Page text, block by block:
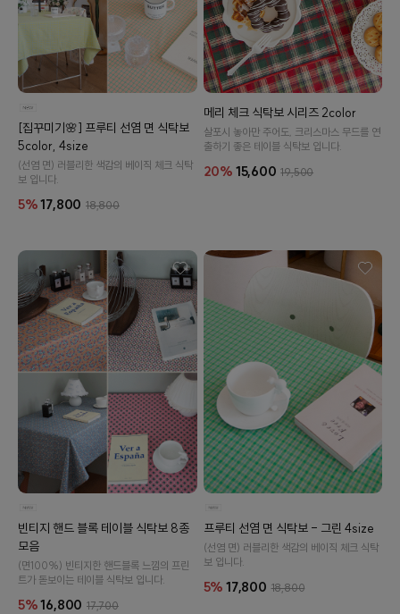
있어요
[집꾸미기🌸] 프루티 선염 면 식탁보
5color, 4size
(선염 면) 러블리한 색감의 베이직 체크 식탁
보 입니다.
5%17,800 18,800
메리 체크 식탁보 시리즈 2color
살포시 놓아만 주어도, 크리스마스 무드를 연
출하기 좋은 테이블 식탁보 입니다.
20% 15,600 19,500
빈티지 핸드 블록 테이블 식탁보 8종
모음
(면100%) 빈티지한 핸드블록 느낌의 프린
트가 돋보이는 테이블 식탁보 입니다.
5%16,800 17,700
프루티 선염 면 식탁보 - 그린 4size
(선염 면) 러블리한 색감의 베이직 체크 식탁
보 입니다.
5% 17,800 18,800